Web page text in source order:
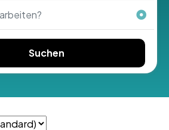
Suchen